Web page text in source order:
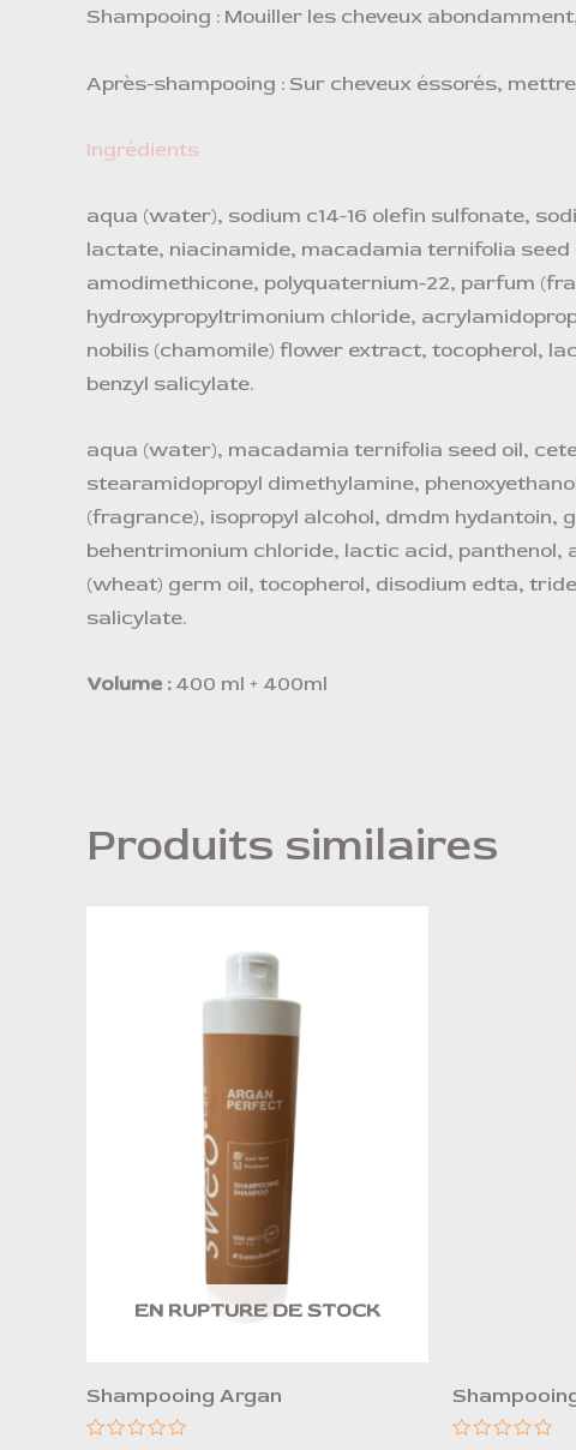
Shampooing : Mouiller les cheveux
Après-shampooing : Sur cheveux éssorés,
Ingrédients
aqua (water), sodium c14-16 olefin sulfonate,
lactate, niacinamide, macadamia ternifolia
amodimethicone, polyquaternium-22, parfum
hydroxypropyltrimonium chloride,
nobilis (chamomile) flower extract, tocopherol,
benzyl salicylate.
aqua (water), macadamia ternifolia seed oil,
stearamidopropyl dimethylamine,
(fragrance), isopropyl alcohol, dmdm hydantoin,
behentrimonium chloride, lactic acid,
(wheat) germ oil, tocopherol, disodium edta,
salicylate.
Volume :400 ml + 400ml
Produits similaires
EN RUPTURE DE STOCK
Shampooing Argan